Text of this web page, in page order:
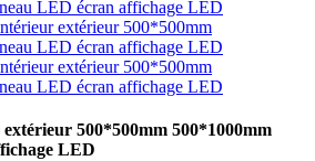
500*500mm 500*1000mm
LED